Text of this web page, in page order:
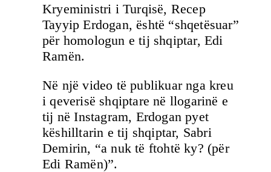
Kryeministri i Turqisë, Recep
Tayyip Erdogan, është “shqetësuar”
për homologun e tij shqiptar, Edi
Ramën.
Në një video të publikuar nga kreu
i qeverisë shqiptare në llogarinë e
tij në Instagram, Erdogan pyet
këshilltarin e tij shqiptar, Sabri
Demirin, “a nuk të ftohtë ky? (për
Edi Ramën)”.